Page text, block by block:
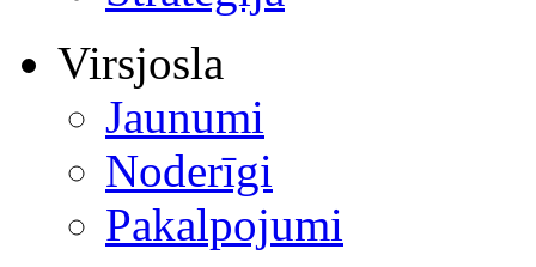
Virsjosla
Jaunumi
Noderīgi
Pakalpojumi